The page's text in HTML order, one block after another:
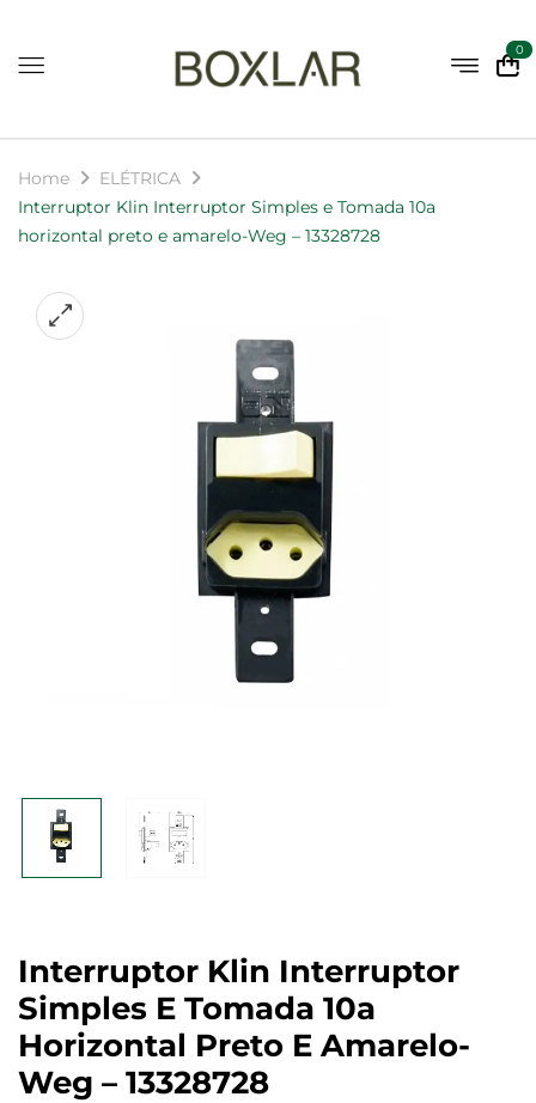
0
Home
ELÉTRICA
Interruptor Klin Interruptor Simples e Tomada 10a
horizontal preto e amarelo-Weg – 13328728
Interruptor Klin Interruptor
Simples E Tomada 10a
Horizontal Preto E Amarelo-
Weg – 13328728